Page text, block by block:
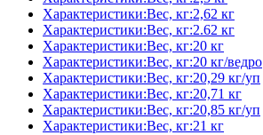
Характеристики:Вес, кг:2,62 кг
Характеристики:Вес, кг:2.62 кг
Характеристики:Вес, кг:20 кг
Характеристики:Вес, кг:20 кг/ведро
Характеристики:Вес, кг:20,29 кг/уп
Характеристики:Вес, кг:20,71 кг
Характеристики:Вес, кг:20,85 кг/уп
Характеристики:Вес, кг:21 кг